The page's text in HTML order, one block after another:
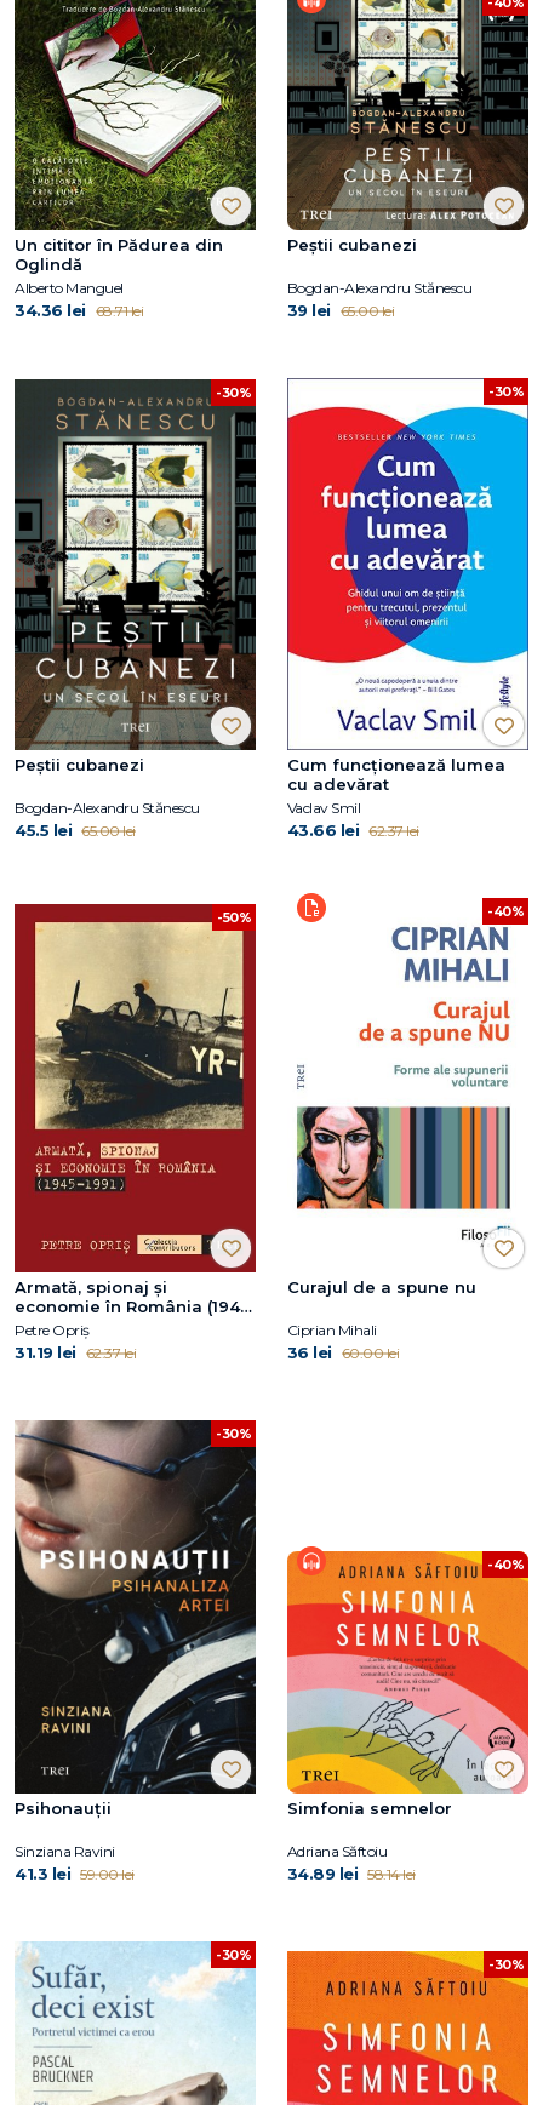
Un cititor în Pădurea din
Oglindă
Alberto Manguel
34.36 lei 68.71 lei
Peștii cubanezi
Bogdan-Alexandru Stănescu
39 lei 65.00 lei
-30%
Peștii cubanezi
Bogdan-Alexandru Stănescu
45.5 lei 65.00 lei
-30%
Cum funcționează lumea
cu adevărat
Vaclav Smil
43.66 lei 62.37 lei
-50%
Armată, spionaj și
economie în România (1945-
1991)
Petre Opriș
31.19 lei 62.37 lei
-40%
Curajul de a spune nu
Ciprian Mihali
36 lei 60.00 lei
-30%
Psihonauții
Sinziana Ravini
41.3 lei 59.00 lei
-40%
Simfonia semnelor
Adriana Săftoiu
34.89 lei 58.14 lei
-30%
-30%